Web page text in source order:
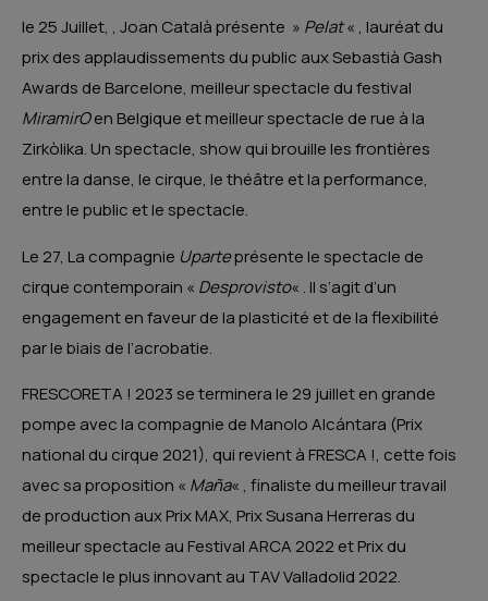
le 25 Juillet, , Joan Català présente » Pelat« , lauréat du
prix des applaudissements du public aux Sebastià Gash
Awards de Barcelone, meilleur spectacle du festival
MiramirOen Belgique et meilleur spectacle de rue à la
Zirkòlika. Un spectacle, show qui brouille les frontières
entre la danse, le cirque, le théâtre et la performance,
entre le public et le spectacle.
Le 27, La compagnie Uparteprésente le spectacle de
cirque contemporain « Desprovisto« . Il s’agit d’un
engagement en faveur de la plasticité et de la flexibilité
par le biais de l’acrobatie.
FRESCORETA ! 2023 se terminera le 29 juillet en grande
pompe avec la compagnie de Manolo Alcántara (Prix
national du cirque 2021), qui revient à FRESCA !, cette fois
avec sa proposition « Maña« , finaliste du meilleur travail
de production aux Prix MAX, Prix Susana Herreras du
meilleur spectacle au Festival ARCA 2022 et Prix du
spectacle le plus innovant au TAV Valladolid 2022.